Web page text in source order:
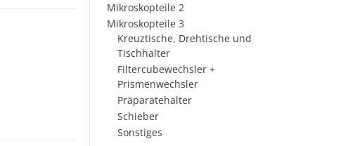
Mikroskopteile 2
Mikroskopteile 3
Kreuztische, Drehtische und
Tischhalter
Filtercubewechsler +
Prismenwechsler
Präparatehalter
Schieber
Sonstiges